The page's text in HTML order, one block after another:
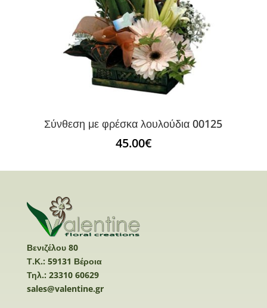
Σύνθεση με φρέσκα λουλούδια 00125
45.00€
Βενιζέλου 80
Τ.Κ.: 59131 Βέροια
Τηλ.: 23310 60629
sales@valentine.gr